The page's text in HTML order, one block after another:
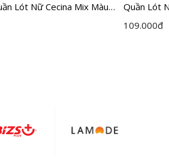
Lót Nữ Cecina Mix Màu
CBI002EDP03
Quần Lót
109.000đ